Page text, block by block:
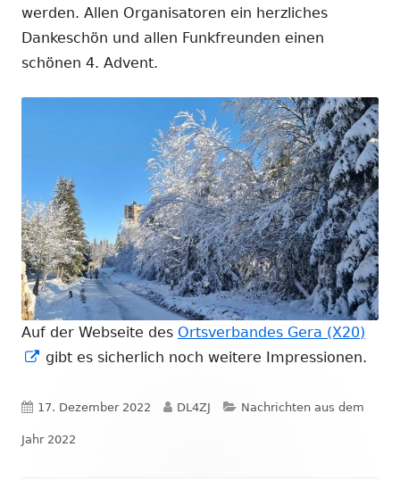
werden. Allen Organisatoren ein herzliches
Dankeschön und allen Funkfreunden einen
schönen 4. Advent.
Auf der Webseite des Ortsverbandes Gera (X20)
In
Fenster
öffnen
gibt es sicherlich noch weitere Impressionen.
Veröffentlicht
am
17. Dezember 2022 Autor
DL4ZJ Kategorien
Nachrichten aus dem
Jahr 2022